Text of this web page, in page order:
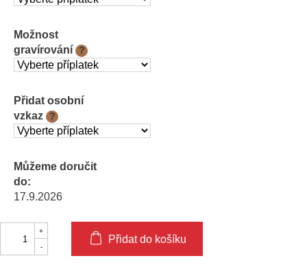
Možnost
gravírování
?
Přidat osobní
vzkaz
?
Můžeme doručit
do:
17.9.2026
Přidat do košíku